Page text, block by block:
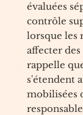
évaluées
contrôle
lorsque les
affecter
rappelle
s'étendent
mobilisées